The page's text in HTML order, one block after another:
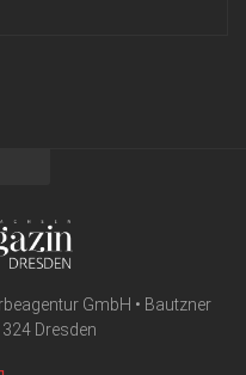
GmbH • Bautzner
Dresden